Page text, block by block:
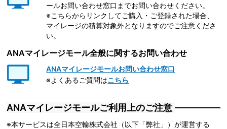
ールお問い合わせ窓口までお問い合わせください。
※こちらからリンクしてご購入・ご登録された場合、
マイレージの積算対象外となりますのでご注意くださ
い。
ANAマイレージモール全般に関するお問い合わせ
ANAマイレージモールお問い合わせ窓口
※よくあるご質問はこちら
ANAマイレージモールご利用上のご注意
※本サービスは全日本空輸株式会社（以下「弊社」）が運営する